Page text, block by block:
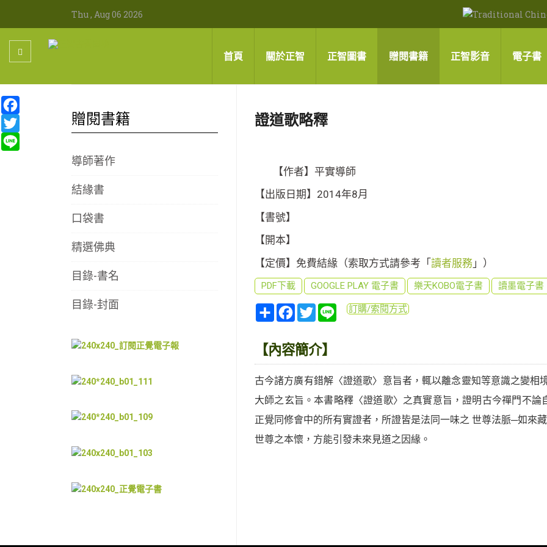
Thu , Aug 06 2026
首頁 關於正智 正智圖書 贈閱書籍 正智影音 電子書
證道歌略釋
【作者】平實導師
【出版日期】2014年8月
【書號】
【開本】
【定價】免費結緣（索取方式請參考「讀者服務 」）
PDF下載 GOOGLE PLAY 電子書 樂天KOBO電子書 讀墨電子書
分
享
Facebook
Twitter Line訂購/索閱方式
【內容簡介】
古今諸方廣有錯解〈證道歌〉意旨者，輒以離念靈知等意識之變相
大師之玄旨。本書略釋〈證道歌〉之真實意旨，證明古今禪門不
正覺同修會中的所有實證者，所證皆是法同一味之 世尊法脈─如來
世尊之本懷，方能引發未來見道之因緣。
贈閱書籍
導師著作
結緣書
口袋書
精選佛典
目錄-書名
目錄-封面